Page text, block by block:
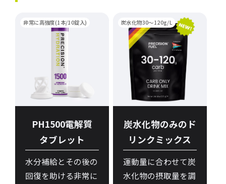
非常に高強度(1本/10錠入)
PH1500電解質
タブレット
水分補給とその後の
回復を助ける非常に
炭水化物30～120g/L
炭水化物のみのド
リンクミックス
運動量に合わせて炭
水化物の摂取量を調